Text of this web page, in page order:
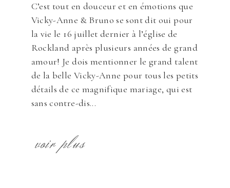
C’est tout en douceur et en émotions que
Vicky-Anne & Bruno se sont dit oui pour
la vie le 16 juillet dernier à l’église de
Rockland après plusieurs années de grand
amour! Je dois mentionner le grand talent
de la belle Vicky-Anne pour tous les petits
détails de ce magnifique mariage, qui est
sans contre-dis...
voir plus